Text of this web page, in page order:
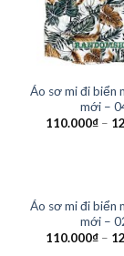
Áo sơ mi đi biển
mới –
110.000₫–
Áo sơ mi đi biển
mới –
110.000₫–